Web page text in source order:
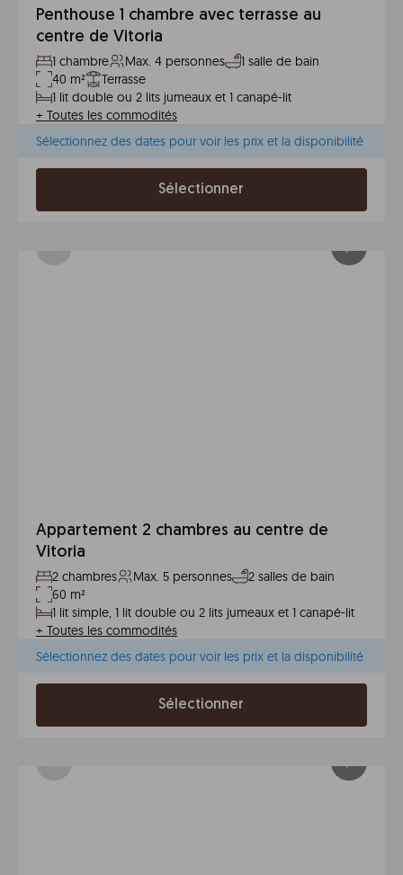
Penthouse 1 chambre avec terrasse au
centre de Vitoria
1 chambre Max. 4 personnes
1 salle de bain
40 m²
Terrasse
1 lit double ou 2 lits jumeaux et 1 canapé-lit
+ Toutes les commodités
Sélectionnez des dates pour voir les prix et la disponibilité
Sélectionner
Appartement 2 chambres au centre de
Vitoria
2 chambres Max. 5 personnes
2 salles de bain
60 m²
1 lit simple, 1 lit double ou 2 lits jumeaux et 1 canapé-lit
+ Toutes les commodités
Sélectionnez des dates pour voir les prix et la disponibilité
Sélectionner